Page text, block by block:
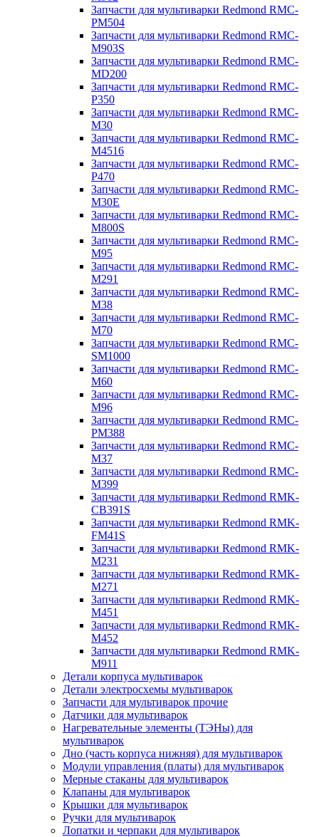
Запчасти для мультиварки Redmond RMC-
PM504
Запчасти для мультиварки Redmond RMC-
M903S
Запчасти для мультиварки Redmond RMC-
MD200
Запчасти для мультиварки Redmond RMC-
P350
Запчасти для мультиварки Redmond RMC-
M30
Запчасти для мультиварки Redmond RMC-
M4516
Запчасти для мультиварки Redmond RMC-
P470
Запчасти для мультиварки Redmond RMC-
M30E
Запчасти для мультиварки Redmond RMC-
M800S
Запчасти для мультиварки Redmond RMC-
M95
Запчасти для мультиварки Redmond RMC-
M291
Запчасти для мультиварки Redmond RMC-
M38
Запчасти для мультиварки Redmond RMC-
M70
Запчасти для мультиварки Redmond RMC-
SM1000
Запчасти для мультиварки Redmond RMC-
M60
Запчасти для мультиварки Redmond RMC-
M96
Запчасти для мультиварки Redmond RMC-
PM388
Запчасти для мультиварки Redmond RMC-
M37
Запчасти для мультиварки Redmond RMC-
M399
Запчасти для мультиварки Redmond RMK-
CB391S
Запчасти для мультиварки Redmond RMK-
FM41S
Запчасти для мультиварки Redmond RMK-
M231
Запчасти для мультиварки Redmond RMK-
M271
Запчасти для мультиварки Redmond RMK-
M451
Запчасти для мультиварки Redmond RMK-
M452
Запчасти для мультиварки Redmond RMK-
M911
Детали корпуса мультиварок
Детали электросхемы мультиварок
Запчасти для мультиварок прочие
Датчики для мультиварок
Нагревательные элементы (ТЭНы) для
мультиварок
Дно (часть корпуса нижняя) для мультиварок
Модули управления (платы) для мультиварок
Мерные стаканы для мультиварок
Клапаны для мультиварок
Крышки для мультиварок
Ручки для мультиварок
Лопатки и черпаки для мультиварок